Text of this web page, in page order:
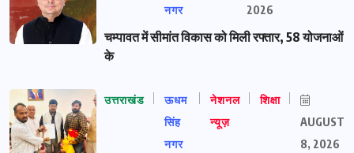
नगर 2026
चम्पावत में सीमांत विकास को मिली रफ्तार, 58 योजनाओं
के
उत्तराखंड
ऊधम
सिंह
नगर
नेशनल
न्यूज़
शिक्षा
AUGUST
8, 2026